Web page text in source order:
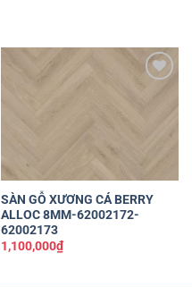
SÀN GỖ XƯƠNG CÁ BERRY
ALLOC 8MM-62002172-
62002173
1,100,000₫